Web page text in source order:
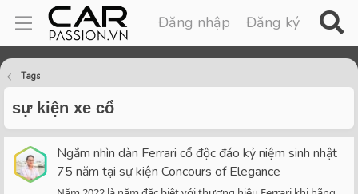
Đăng nhập Đăng ký
Tags
sự kiện xe cổ
Ngắm nhìn dàn Ferrari cổ độc đáo kỷ niệm sinh nhật
75 năm tại sự kiện Concours of Elegance